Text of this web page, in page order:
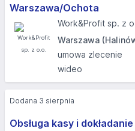
Warszawa/Ochota
Work&Profit sp. z
Warszawa
umowa zlecenie
wideo
Obsługa kasy i
Dodana 3 sierpnia